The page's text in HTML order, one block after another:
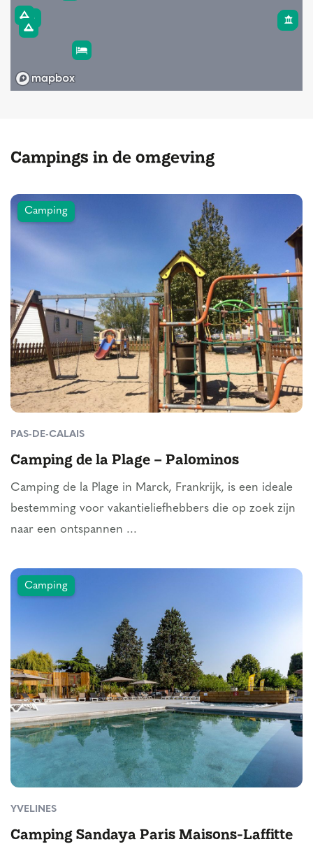
Campings in de omgeving
Camping
PAS-DE-CALAIS
Camping de la Plage – Palominos
Camping de la Plage in Marck, Frankrijk, is een ideale
bestemming voor vakantieliefhebbers die op zoek zijn
naar een ontspannen ...
Camping
YVELINES
Camping Sandaya Paris Maisons-Laffitte